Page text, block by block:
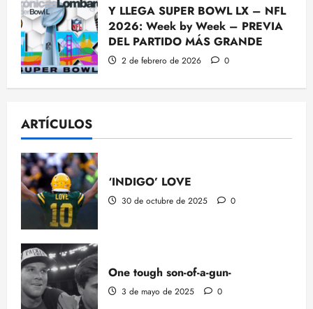
Y LLEGA SUPER BOWL LX – NFL
2026: Week by Week – PREVIA
DEL PARTIDO MÁS GRANDE
2 de febrero de 2026 0
ARTÍCULOS
‘INDIGO’ LOVE
30 de octubre de 2025 0
One tough son-of-a-gun-
3 de mayo de 2025 0